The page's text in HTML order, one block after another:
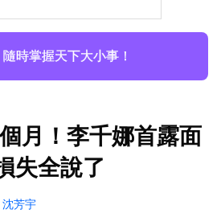
時掌握天下大小事！
月！李千娜首露面
失全說了
芳宇